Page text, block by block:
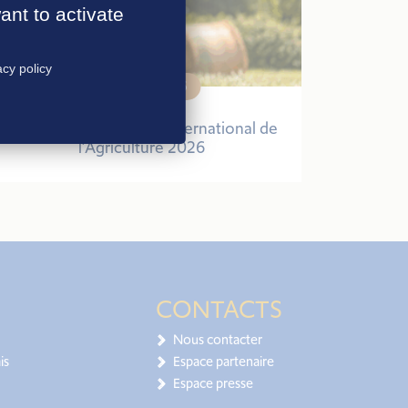
Agri-Éthique au Salon International de
l’Agriculture 2026
30 janvier 2026
CONTACTS
Nous contacter
Espace partenaire
Espace presse
to activate
policy